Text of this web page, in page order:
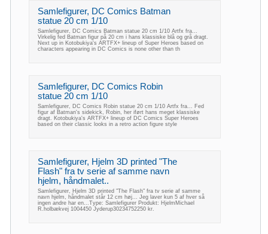
Samlefigurer, DC Comics Batman
statue 20 cm 1/10
Samlefigurer, DC Comics Batman statue 20 cm 1/10 Artfx fra...
Virkelig fed Batman figur på 20 cm i hans klassiske blå og grå dragt.
Next up in Kotobukiya's ARTFX+ lineup of Super Heroes based on
characters appearing in DC Comics is none other than th
Samlefigurer, DC Comics Robin
statue 20 cm 1/10
Samlefigurer, DC Comics Robin statue 20 cm 1/10 Artfx fra... Fed
figur af Batman's sidekick, Robin, her iført hans meget klassiske
dragt. Kotobukiya's ARTFX+ lineup of DC Comics Super Heroes
based on their classic looks in a retro action figure style
Samlefigurer, Hjelm 3D printed "The
Flash" fra tv serie af samme navn
hjelm, håndmalet..
Samlefigurer, Hjelm 3D printed "The Flash" fra tv serie af samme
navn hjelm, håndmalet står 12 cm høj... Jeg laver kun 5 af hver så
ingen andre har en...Type: Samlefigurer Produkt: HjelmMichael
R.holbækvej 1004450 Jyderup30234752250 kr.